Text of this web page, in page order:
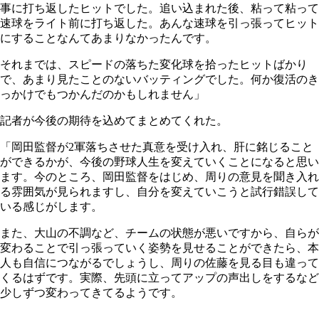
事に打ち返したヒットでした。追い込まれた後、粘って粘って
速球をライト前に打ち返した。あんな速球を引っ張ってヒット
にすることなんてあまりなかったんです。
それまでは、スピードの落ちた変化球を拾ったヒットばかり
で、あまり見たことのないバッティングでした。何か復活のき
っかけでもつかんだのかもしれません」
記者が今後の期待を込めてまとめてくれた。
「岡田監督が2軍落ちさせた真意を受け入れ、肝に銘じること
ができるかが、今後の野球人生を変えていくことになると思い
ます。今のところ、岡田監督をはじめ、周りの意見を聞き入れ
る雰囲気が見られますし、自分を変えていこうと試行錯誤して
いる感じがします。
また、大山の不調など、チームの状態が悪いですから、自らが
変わることで引っ張っていく姿勢を見せることができたら、本
人も自信につながるでしょうし、周りの佐藤を見る目も違って
くるはずです。実際、先頭に立ってアップの声出しをするなど
少しずつ変わってきてるようです。